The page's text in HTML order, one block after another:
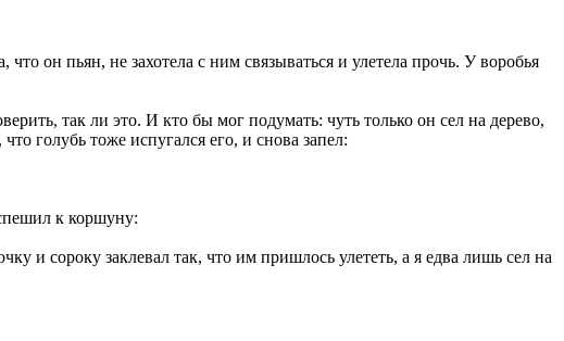
он пьян, не захотела с ним связываться и улетела прочь. У воробья
так ли это. И кто бы мог подумать: чуть только он сел на дерево,
голубь тоже испугался его, и снова запел:
к коршуну:
и сороку заклевал так, что им пришлось улететь, а я едва лишь сел на